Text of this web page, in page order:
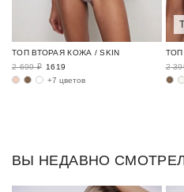
ТОП ВТОРАЯ КОЖА / SKIN
2 699 ₽ 1619
+7 цветов
ТОП
2
ВЫ НЕДАВНО